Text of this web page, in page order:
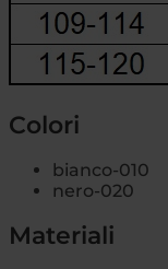
Colori
bianco-010
nero-020
Materiali